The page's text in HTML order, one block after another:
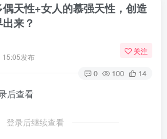
天性+女人的慕强天性，创造
来？
发布
关注
0 100 14
后查看
登录后继续查看